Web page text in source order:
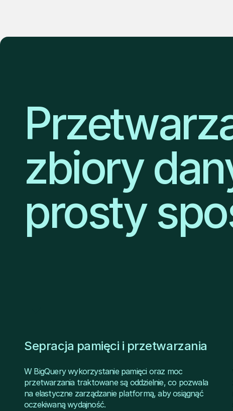
zbiory
prosty
Sepracja pamięci i przetwarzania
W BigQuery wykorzystanie pamięci oraz moc
przetwarzania traktowane są oddzielnie, co pozwala
na elastyczne zarządzanie platformą, aby osiągnąć
oczekiwaną wydajność.